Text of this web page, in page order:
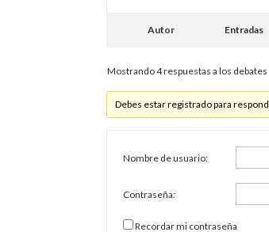
Autor Entradas
Mostrando 4 respuestas a los debates
Debes estar registrado para
Nombre de usuario:
Contraseña:
Recordar mi contraseña